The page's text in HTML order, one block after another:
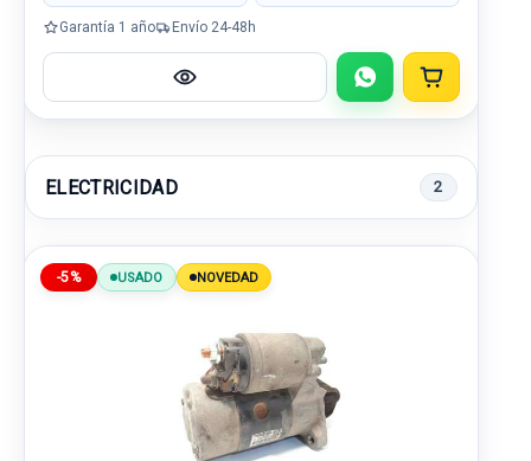
Garantía 1 año Envío 24-48h
ELECTRICIDAD 2
-5% USADO NOVEDAD